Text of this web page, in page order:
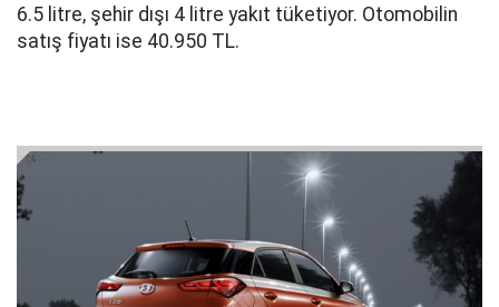
6.5 litre, şehir dışı 4 litre yakıt tüketiyor. Otomobilin
satış fiyatı ise 40.950 TL.